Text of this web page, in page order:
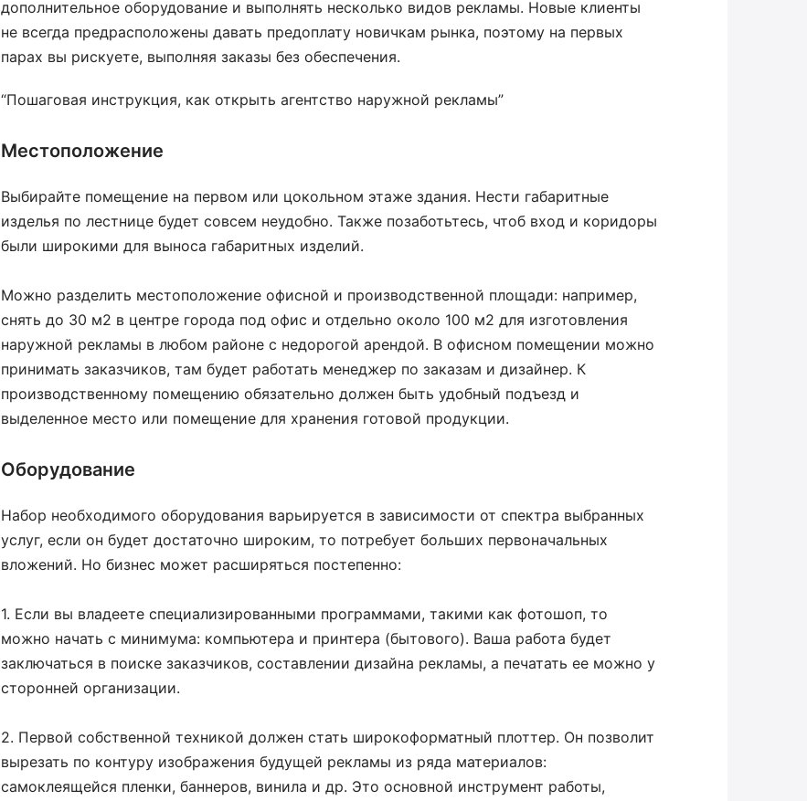
дополнительное оборудование и выполнять несколько видов рекламы. Новые клиенты
не всегда предрасположены давать предоплату новичкам рынка, поэтому на первых
парах вы рискуете, выполняя заказы без обеспечения.
“Пошаговая инструкция, как открыть агентство наружной рекламы”
Местоположение
Выбирайте помещение на первом или цокольном этаже здания. Нести габаритные
изделья по лестнице будет совсем неудобно. Также позаботьтесь, чтоб вход и коридоры
были широкими для выноса габаритных изделий.
Можно разделить местоположение офисной и производственной площади: например,
снять до 30 м2 в центре города под офис и отдельно около 100 м2 для изготовления
наружной рекламы в любом районе с недорогой арендой. В офисном помещении можно
принимать заказчиков, там будет работать менеджер по заказам и дизайнер. К
производственному помещению обязательно должен быть удобный подъезд и
выделенное место или помещение для хранения готовой продукции.
Оборудование
Набор необходимого оборудования варьируется в зависимости от спектра выбранных
услуг, если он будет достаточно широким, то потребует больших первоначальных
вложений. Но бизнес может расширяться постепенно:
1. Если вы владеете специализированными программами, такими как фотошоп, то
можно начать с минимума: компьютера и принтера (бытового). Ваша работа будет
заключаться в поиске заказчиков, составлении дизайна рекламы, а печатать ее можно у
сторонней организации.
2. Первой собственной техникой должен стать широкоформатный плоттер. Он позволит
вырезать по контуру изображения будущей рекламы из ряда материалов:
самоклеящейся пленки, баннеров, винила и др. Это основной инструмент работы,